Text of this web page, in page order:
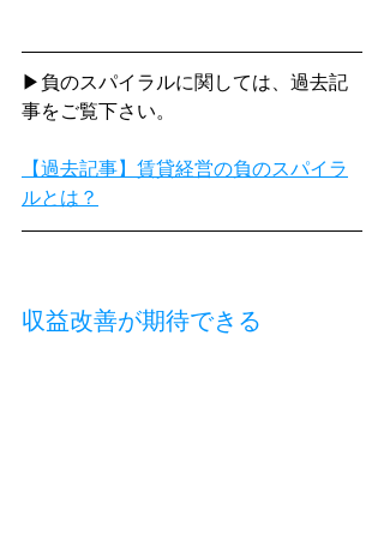
▶負のスパイラルに関しては、過去記
事をご覧下さい。
【過去記事】賃貸経営の負のスパイラ
ルとは？
収益改善が期待できる